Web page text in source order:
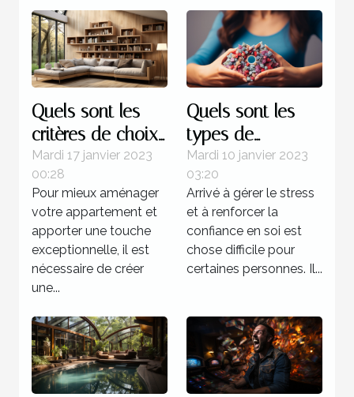
Quels sont les
critères de choix
d’une étagère
murale à livres ?
Mardi 17 janvier 2023
00:28
Pour mieux aménager
votre appartement et
apporter une touche
exceptionnelle, il est
nécessaire de créer
une...
Quels sont les
types de
formation pour
devenir un
sophrologue ?
Mardi 10 janvier 2023
03:20
Arrivé à gérer le stress
et à renforcer la
confiance en soi est
chose difficile pour
certaines personnes. Il...